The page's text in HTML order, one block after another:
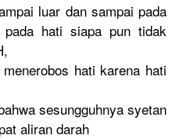
luar dan sampai pada
hati siapa pun tidak
hati karena hati
sesungguhnya syetan
aliran darah